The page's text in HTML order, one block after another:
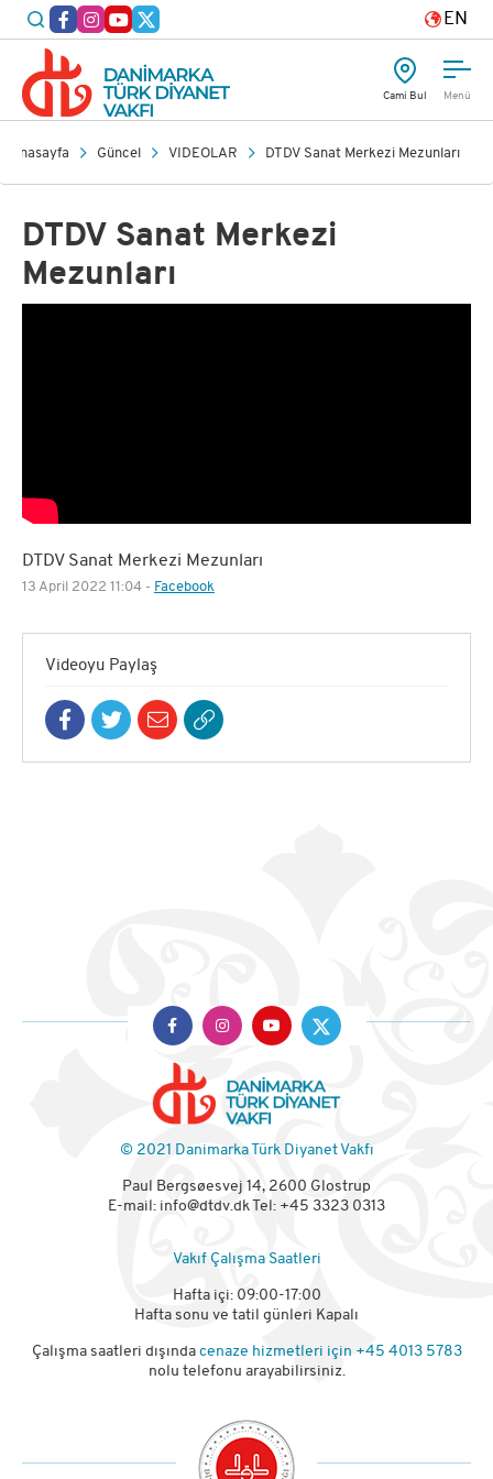
EN
Menü
Cami Bul
Anasayfa Güncel VİDEOLAR DTDV Sanat Merkezi Mezunları
DTDV Sanat Merkezi
Mezunları
DTDV Sanat Merkezi Mezunları
13 April 2022 11:04 - Facebook
Videoyu Paylaş
© 2021 Danimarka Türk Diyanet Vakfı
Paul Bergsøesvej 14, 2600 Glostrup
E-mail: info@dtdv.dk Tel: +45 3323 0313
Vakıf Çalışma Saatleri
Hafta içi: 09:00-17:00
Hafta sonu ve tatil günleri Kapalı
Çalışma saatleri dışında cenaze hizmetleri için +45 4013 5783
nolu telefonu arayabilirsiniz.